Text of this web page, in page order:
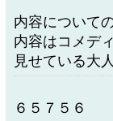
内容について
内容はコメデ
見せている大
６５７５６